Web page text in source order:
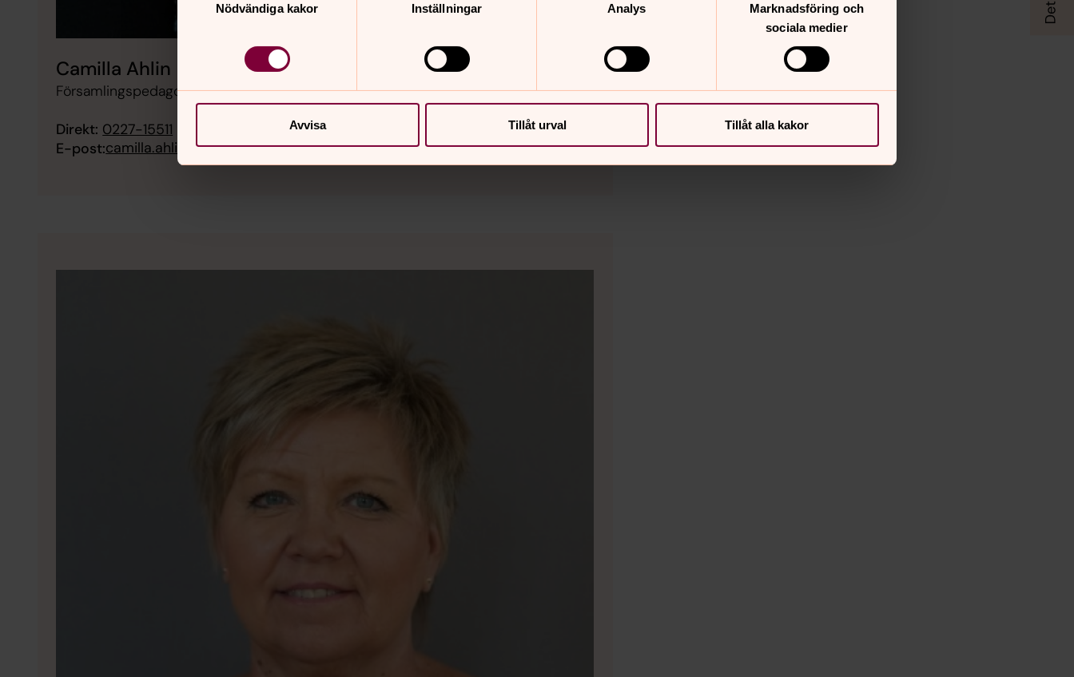
Nödvändiga kakor
Inställningar Analys
Marknadsföring och
sociala medier
Avvisa Tillåt urval Tillåt alla kakor
Camilla Ahlin
Församlingspedagog, Informatör, Svenska kyrkan i Kungsör
Direkt: 0227-15511
E-post:camilla.ahlin@svenskakyrkan.se